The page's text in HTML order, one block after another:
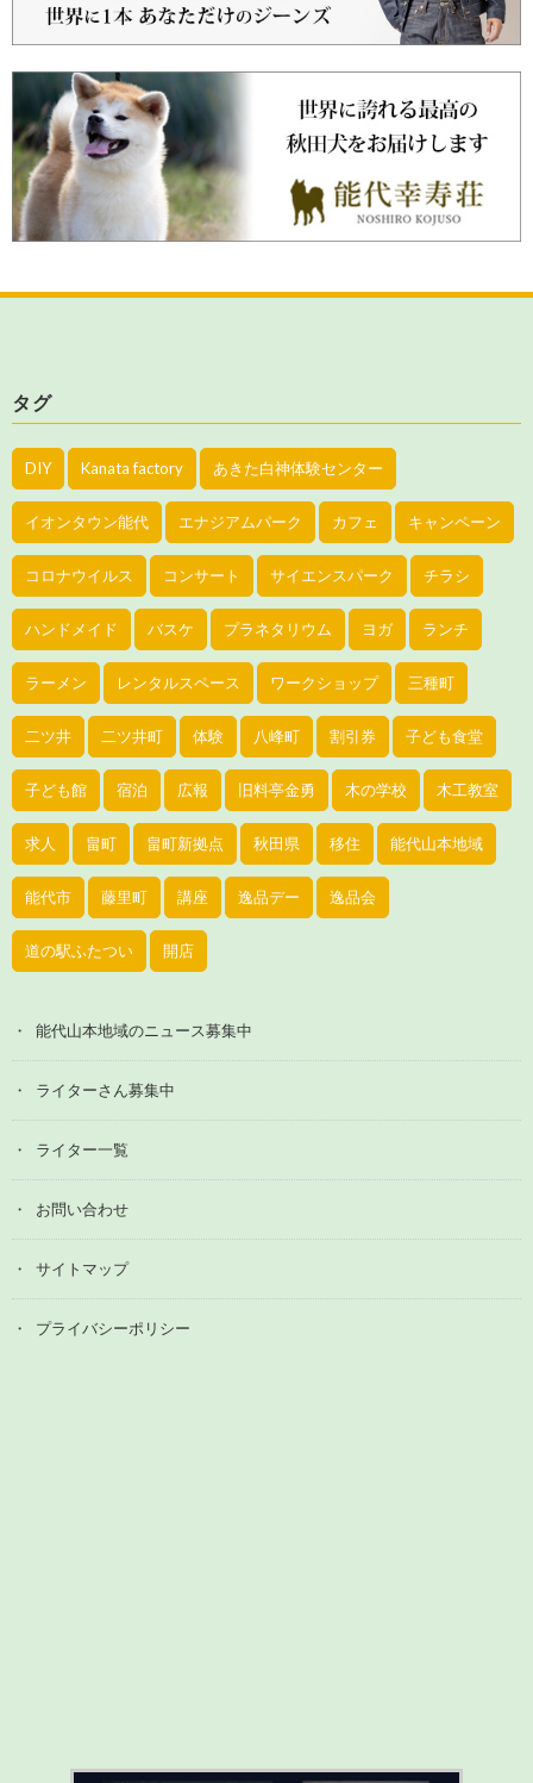
タグ
DIY Kanata factory あきた白神体験センター
イオンタウン能代 エナジアムパーク カフェ キャンペーン
コロナウイルス コンサート サイエンスパーク チラシ
ハンドメイド バスケ プラネタリウム ヨガ ランチ
ラーメン レンタルスペース ワークショップ 三種町
二ツ井 二ツ井町 体験 八峰町 割引券 子ども食堂
子ども館 宿泊 広報 旧料亭金勇 木の学校 木工教室
求人 畠町 畠町新拠点 秋田県 移住 能代山本地域
能代市 藤里町 講座 逸品デー 逸品会
道の駅ふたつい 開店
能代山本地域のニュース募集中
ライターさん募集中
ライター一覧
お問い合わせ
サイトマップ
プライバシーポリシー